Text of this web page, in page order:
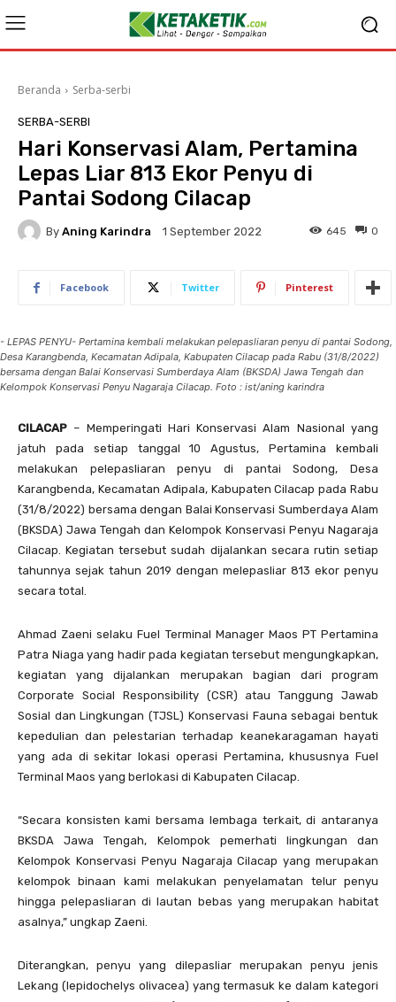
Beranda Serba-serbi
SERBA-SERBI
Hari Konservasi Alam, Pertamina
Lepas Liar 813 Ekor Penyu di
Pantai Sodong Cilacap
By Aning Karindra 1 September 2022 0
645
Facebook Twitter Pinterest
- LEPAS PENYU- Pertamina kembali melakukan pelepasliaran penyu di pantai Sodong,
Desa Karangbenda, Kecamatan Adipala, Kabupaten Cilacap pada Rabu (31/8/2022)
bersama dengan Balai Konservasi Sumberdaya Alam (BKSDA) Jawa Tengah dan
Kelompok Konservasi Penyu Nagaraja Cilacap. Foto : ist/aning karindra
CILACAP – Memperingati Hari Konservasi Alam Nasional yang
jatuh pada setiap tanggal 10 Agustus, Pertamina kembali
melakukan pelepasliaran penyu di pantai Sodong, Desa
Karangbenda, Kecamatan Adipala, Kabupaten Cilacap pada Rabu
(31/8/2022) bersama dengan Balai Konservasi Sumberdaya Alam
(BKSDA) Jawa Tengah dan Kelompok Konservasi Penyu Nagaraja
Cilacap. Kegiatan tersebut sudah dijalankan secara rutin setiap
tahunnya sejak tahun 2019 dengan melepasliar 813 ekor penyu
secara total.
Ahmad Zaeni selaku Fuel Terminal Manager Maos PT Pertamina
Patra Niaga yang hadir pada kegiatan tersebut mengungkapkan,
kegiatan yang dijalankan merupakan bagian dari program
Corporate Social Responsibility (CSR) atau Tanggung Jawab
Sosial dan Lingkungan (TJSL) Konservasi Fauna sebagai bentuk
kepedulian dan pelestarian terhadap keanekaragaman hayati
yang ada di sekitar lokasi operasi Pertamina, khususnya Fuel
Terminal Maos yang berlokasi di Kabupaten Cilacap.
“Secara konsisten kami bersama lembaga terkait, di antaranya
BKSDA Jawa Tengah, Kelompok pemerhati lingkungan dan
Kelompok Konservasi Penyu Nagaraja Cilacap yang merupakan
kelompok binaan kami melakukan penyelamatan telur penyu
hingga pelepasliaran di lautan bebas yang merupakan habitat
asalnya,” ungkap Zaeni.
Diterangkan, penyu yang dilepasliar merupakan penyu jenis
Lekang (lepidochelys olivacea) yang termasuk ke dalam kategori